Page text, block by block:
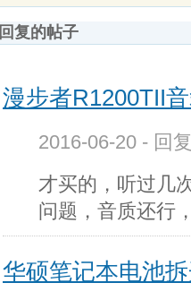
回复的帖子
漫步者R1200TII
2016-06-20 - 回
才买的，听过几
问题，音质还行
华硕笔记本电池